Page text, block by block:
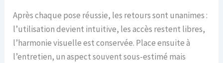
Après chaque pose réussie, les retours sont unanimes :
l’utilisation devient intuitive, les accès restent libres,
l’harmonie visuelle est conservée. Place ensuite à
l’entretien, un aspect souvent sous-estimé mais